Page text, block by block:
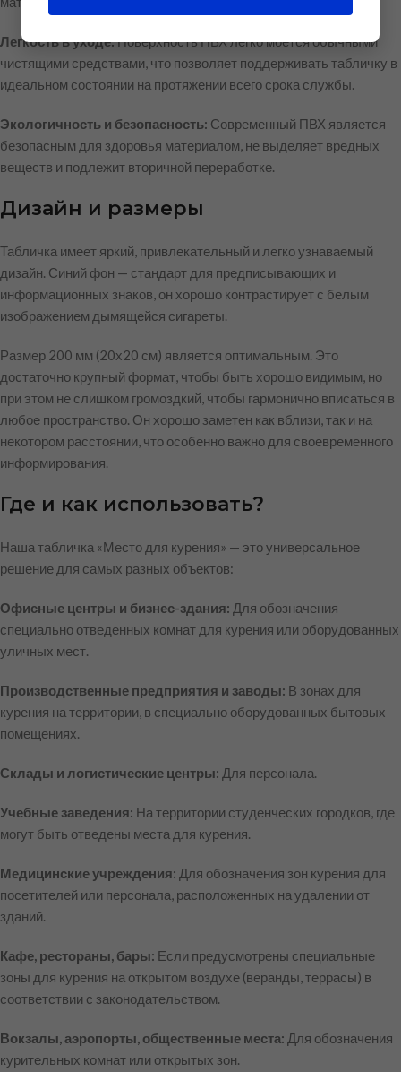
Легкость в уходе:Поверхность ПВХ легко моется обычными
чистящими средствами, что позволяет поддерживать табличку в
идеальном состоянии на протяжении всего срока службы.
Экологичность и безопасность: Современный ПВХ является
безопасным для здоровья материалом, не выделяет вредных
веществ и подлежит вторичной переработке.
Дизайн и размеры
Табличка имеет яркий, привлекательный и легко узнаваемый
дизайн. Синий фон — стандарт для предписывающих и
информационных знаков, он хорошо контрастирует с белым
изображением дымящейся сигареты.
Размер 200 мм (20х20 см) является оптимальным. Это
достаточно крупный формат, чтобы быть хорошо видимым, но
при этом не слишком громоздкий, чтобы гармонично вписаться в
любое пространство. Он хорошо заметен как вблизи, так и на
некотором расстоянии, что особенно важно для своевременного
информирования.
Где и как использовать?
Наша табличка «Место для курения» — это универсальное
решение для самых разных объектов:
Офисные центры и бизнес-здания: Для обозначения
специально отведенных комнат для курения или оборудованных
уличных мест.
Производственные предприятия и заводы: В зонах для
курения на территории, в специально оборудованных бытовых
помещениях.
Склады и логистические центры: Для персонала.
Учебные заведения: На территории студенческих городков, где
могут быть отведены места для курения.
Медицинские учреждения: Для обозначения зон курения для
посетителей или персонала, расположенных на удалении от
зданий.
Кафе, рестораны, бары: Если предусмотрены специальные
зоны для курения на открытом воздухе (веранды, террасы) в
соответствии с законодательством.
Вокзалы, аэропорты, общественные места: Для обозначения
курительных комнат или открытых зон.